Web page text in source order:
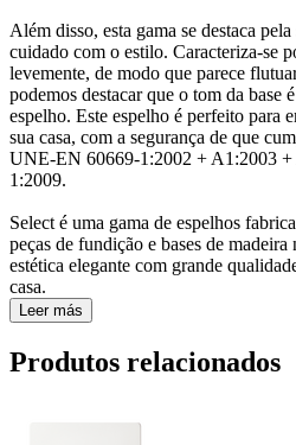
Além disso, esta gama se destaca
cuidado com o estilo. Caracteriza-se
levemente, de modo que parece
podemos destacar que o tom da base
espelho. Este espelho é perfeito para
sua casa, com a segurança de que
UNE-EN 60669-1:2002 + A1:2003
1:2009.
Select é uma gama de espelhos
peças de fundição e bases de
estética elegante com grande
casa.
Leer más
Produtos relacionados